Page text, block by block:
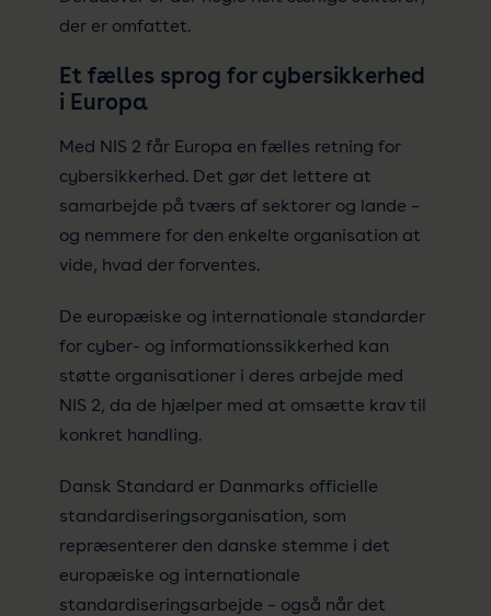
der er omfattet.
Et fælles sprog for cybersikkerhed
i Europa
Med NIS 2 får Europa en fælles retning for
cybersikkerhed. Det gør det lettere at
samarbejde på tværs af sektorer og lande –
og nemmere for den enkelte organisation at
vide, hvad der forventes.
De europæiske og internationale standarder
for cyber- og informationssikkerhed kan
støtte organisationer i deres arbejde med
NIS 2, da de hjælper med at omsætte krav til
konkret handling.
Dansk Standard er Danmarks officielle
standardiseringsorganisation, som
repræsenterer den danske stemme i det
europæiske og internationale
standardiseringsarbejde – også når det